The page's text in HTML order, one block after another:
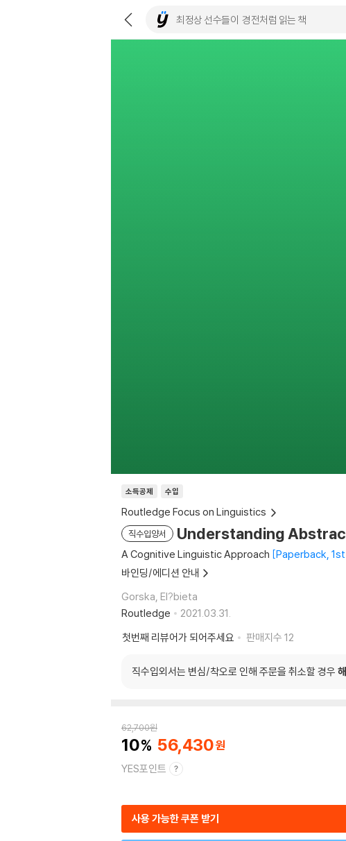
소득공제 수입
Routledge Focus on Linguistics
직수입양서 Understanding
A Cognitive Linguistic Approach Paperback,
바인딩/에디션 안내
Gorska, El?bieta
Routledge
2021.03.31.
첫번째 리뷰어가 되어주세요
판매지수 12
직수입외서는 변심/착오로 인해 주문을 취소할 경우
62,700원
10 56,430
YES포인트
사용 가능한 쿠폰 받기